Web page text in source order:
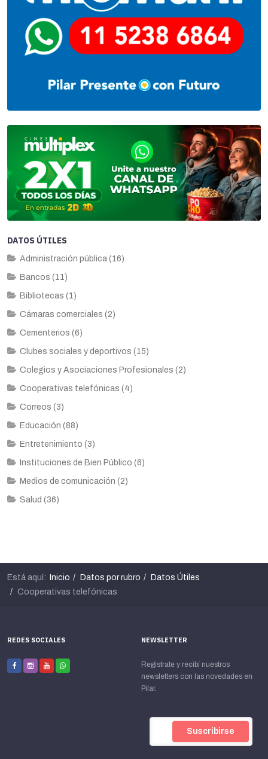
DATOS ÚTILES
Administración pública (16)
Bancos (11)
Bibliotecas (1)
Cámaras comerciales (2)
Cementerios (6)
Clubes sociales y deportivos (15)
Colegios y Asociaciones Profesionales (2)
Cooperativas telefónicas (4)
Correos (3)
Educación (88)
Entretenimiento (3)
Instituciones de Bien Público (6)
Medios de comunicación (2)
Salud (36)
Está aquí: Inicio Datos por rubro
Datos Útiles
Cooperativas telefónicas
REDES SOCIALES NEWSLETTER
Registrate y recibí nuestros
newsletters con las novedades en
Pilar.